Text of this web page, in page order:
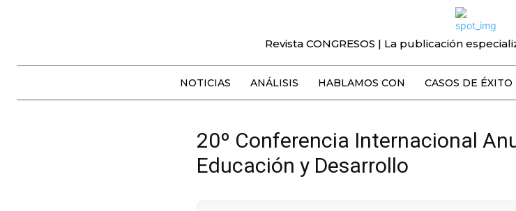
Revista CONGRESOS | La publicación
NOTICIAS ANÁLISIS HABLAMOS CON CASOS DE ÉXITO
20º Conferencia Internacional
Educación y Desarrollo